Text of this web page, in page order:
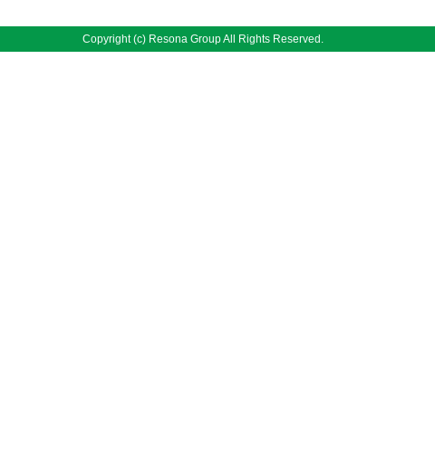
Copyright (c) Resona Group All Rights Reserved.